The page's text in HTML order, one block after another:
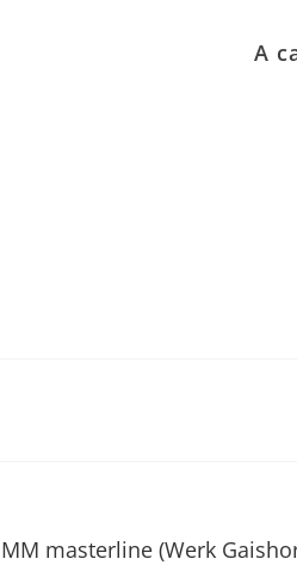
A
masterline (Werk